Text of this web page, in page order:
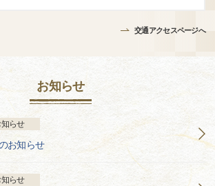
交通アクセスページへ
お知らせ
知らせ
お知らせ
知らせ